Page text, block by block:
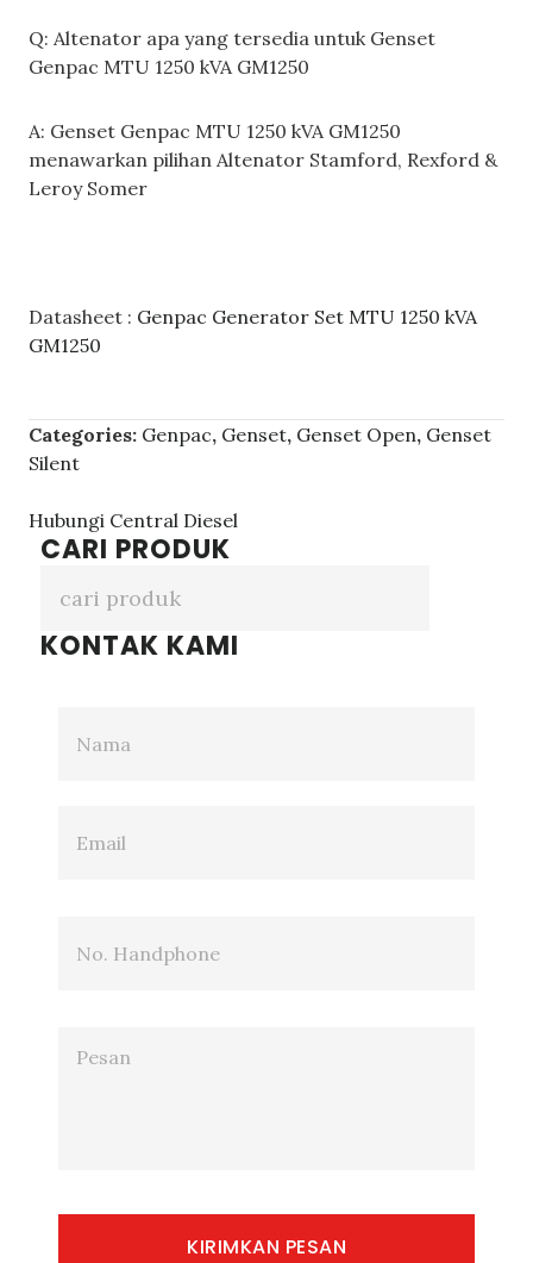
Q: Altenator apa yang tersedia untuk Genset
Genpac MTU 1250 kVA GM1250
A: Genset Genpac MTU 1250 kVA GM1250
menawarkan pilihan Altenator Stamford, Rexford &
Leroy Somer
Datasheet : Genpac Generator Set MTU 1250 kVA
GM1250
Categories: Genpac, Genset, Genset Open, Genset
Silent
Hubungi Central Diesel
CARI PRODUK
KONTAK KAMI